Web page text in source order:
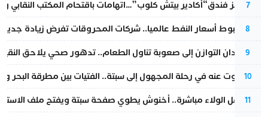
7
أزمة تهز فندق“أكادير بيتش كلوب”…اتهامات باقتحام المكتب النقابي
8
رغم هبوط أسعار النفط عالميا.. شركات المحروقات تفرض زيادة
9
من فقدان التوازن إلى صعوبة تناول الطعام.. تدهور صحي يلاحق النقيب
10
المسكوت عنه في رحلة المجهول إلى سبتة.. الفتيات بين مطرقة البحر
11
بعد حفل الولاء مباشرة.. أخنوش يطوي صفحة سبتة ويفتح ملف